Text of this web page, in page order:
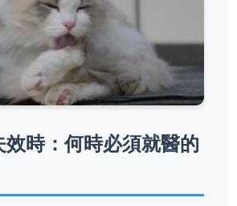
時：何時必須就醫的